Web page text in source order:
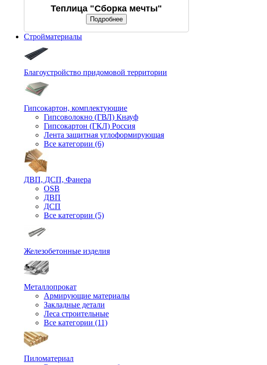
Теплица "Сборка мечты"
Подробнее
Стройматериалы
Благоустройство придомовой территории
Гипсокартон, комплектующие
Гипсоволокно (ГВЛ) Кнауф
Гипсокартон (ГКЛ) Россия
Лента защитная углоформирующая
Все категории (6)
ДВП, ДСП, Фанера
OSB
ДВП
ДСП
Все категории (5)
Железобетонные изделия
Металлопрокат
Армирующие материалы
Закладные детали
Леса строительные
Все категории (11)
Пиломатериал